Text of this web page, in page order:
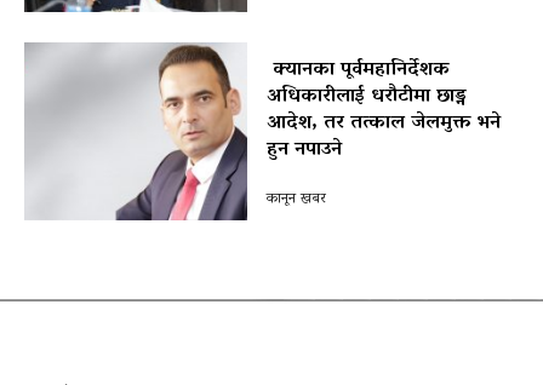
क्यानका पूर्वमहानिर्देशक
अधिकारीलाई धरौटीमा छाड्न
आदेश, तर तत्काल जेलमुक्त भने
हुन नपाउने
कानून खबर